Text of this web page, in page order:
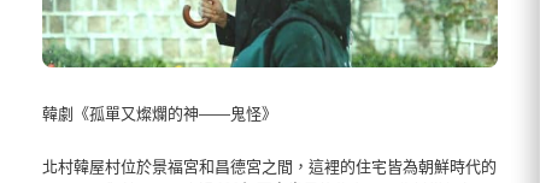
韓劇《孤單又燦爛的神——鬼怪》
北村韓屋村位於景福宮和昌德宮之間，這裡的住宅皆為朝鮮時代的